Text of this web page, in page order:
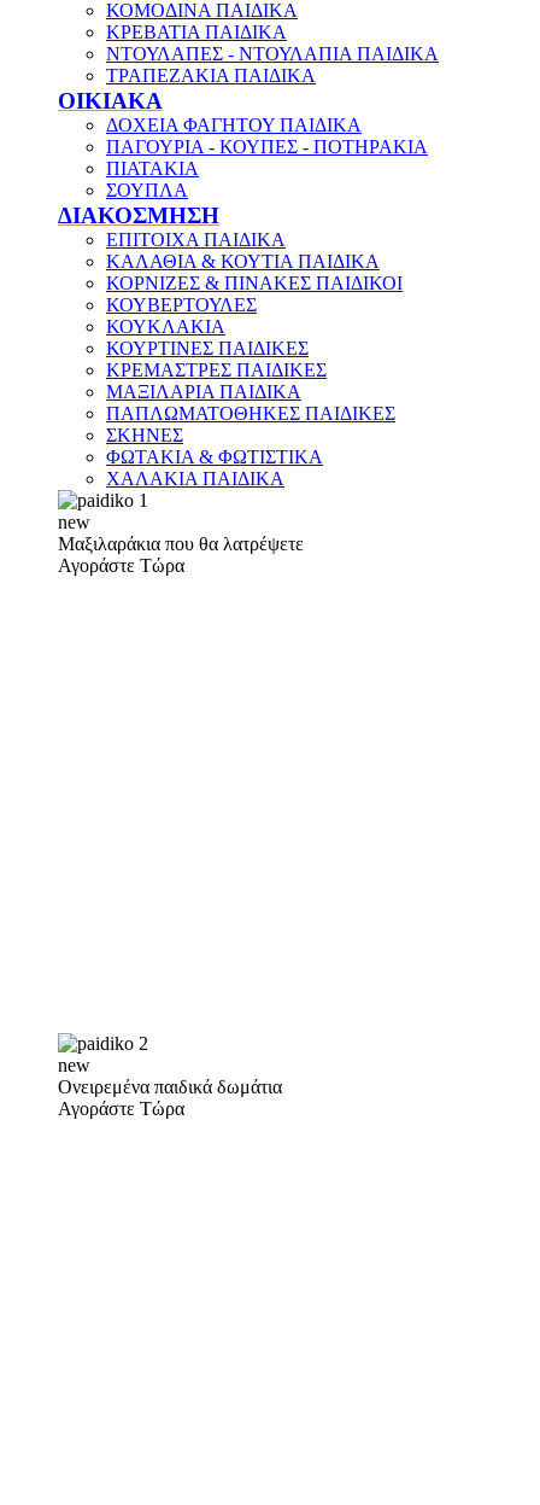
ΚΟΜΟΔΙΝΑ ΠΑΙΔΙΚΑ
ΚΡΕΒΑΤΙΑ ΠΑΙΔΙΚΑ
ΝΤΟΥΛΑΠΕΣ - ΝΤΟΥΛΑΠΙΑ ΠΑΙΔΙΚΑ
ΤΡΑΠΕΖΑΚΙΑ ΠΑΙΔΙΚΑ
ΟΙΚΙΑΚΑ
ΔΟΧΕΙΑ ΦΑΓΗΤΟΥ ΠΑΙΔΙΚΑ
ΠΑΓΟΥΡΙΑ - ΚΟΥΠΕΣ - ΠΟΤΗΡΑΚΙΑ
ΠΙΑΤΑΚΙΑ
ΣΟΥΠΛΑ
ΔΙΑΚΟΣΜΗΣΗ
ΕΠΙΤΟΙΧΑ ΠΑΙΔΙΚΑ
ΚΑΛΑΘΙΑ & ΚΟΥΤΙΑ ΠΑΙΔΙΚΑ
ΚΟΡΝΙΖΕΣ & ΠΙΝΑΚΕΣ ΠΑΙΔΙΚΟΙ
ΚΟΥΒΕΡΤΟΥΛΕΣ
ΚΟΥΚΛΑΚΙΑ
ΚΟΥΡΤΙΝΕΣ ΠΑΙΔΙΚΕΣ
ΚΡΕΜΑΣΤΡΕΣ ΠΑΙΔΙΚΕΣ
ΜΑΞΙΛΑΡΙΑ ΠΑΙΔΙΚΑ
ΠΑΠΛΩΜΑΤΟΘΗΚΕΣ ΠΑΙΔΙΚΕΣ
ΣΚΗΝΕΣ
ΦΩΤΑΚΙΑ & ΦΩΤΙΣΤΙΚΑ
ΧΑΛΑΚΙΑ ΠΑΙΔΙΚΑ
new
Μαξιλαράκια που θα λατρέψετε
Αγοράστε Τώρα
new
Ονειρεμένα παιδικά δωμάτια
Αγοράστε Τώρα